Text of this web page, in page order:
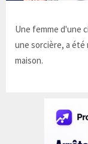
Une femme d'une
une sorcière, a été
maison.